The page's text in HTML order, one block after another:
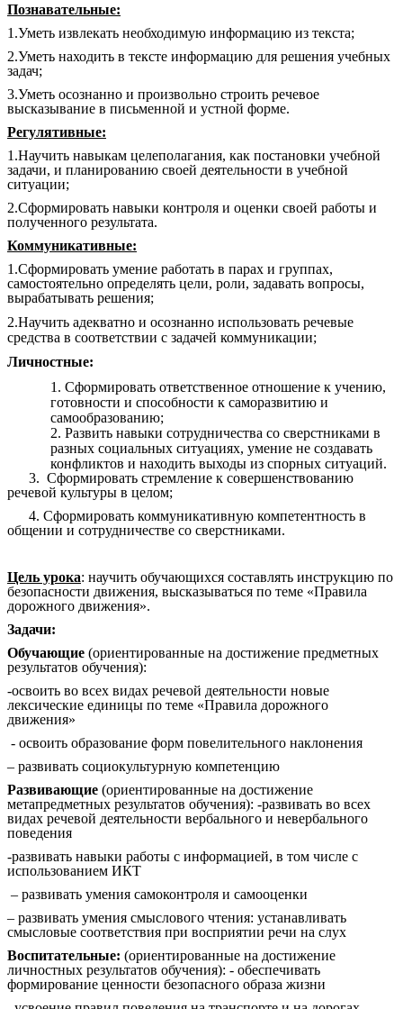
Познавательные:
1.Уметь извлекать необходимую информацию из текста;
2.Уметь находить в тексте информацию для решения учебных
задач;
3.Уметь осознанно и произвольно строить речевое
высказывание в письменной и устной форме.
Регулятивные:
1.Научить навыкам целеполагания, как постановки учебной
задачи, и планированию своей деятельности в учебной
ситуации;
2.Сформировать навыки контроля и оценки своей работы и
полученного результата.
Коммуникативные:
1.Сформировать умение работать в парах и группах,
самостоятельно определять цели, роли, задавать вопросы,
вырабатывать решения;
2.Научить адекватно и осознанно использовать речевые
средства в соответствии с задачей коммуникации;
Личностные:
Сформировать ответственное отношение к учению,
готовности и способности к саморазвитию и
самообразованию;
Развить навыки сотрудничества со сверстниками в
разных социальных ситуациях, умение не создавать
конфликтов и находить выходы из спорных ситуаций.
3. Сформировать стремление к совершенствованию
речевой культуры в целом;
4. Сформировать коммуникативную компетентность в
общении и сотрудничестве со сверстниками.
Цель урока: научить обучающихся составлять инструкцию по
безопасности движения, высказываться по теме «Правила
дорожного движения».
Задачи:
Обучающие (ориентированные на достижение предметных
результатов обучения):
-освоить во всех видах речевой деятельности новые
лексические единицы по теме «Правила дорожного
движения»
- освоить образование форм повелительного наклонения
– развивать социокультурную компетенцию
Развивающие (ориентированные на достижение
метапредметных результатов обучения): -развивать во всех
видах речевой деятельности вербального и невербального
поведения
-развивать навыки работы с информацией, в том числе с
использованием ИКТ
– развивать умения самоконтроля и самооценки
– развивать умения смыслового чтения: устанавливать
смысловые соответствия при восприятии речи на слух
Воспитательные: (ориентированные на достижение
личностных результатов обучения): - обеспечивать
формирование ценности безопасного образа жизни